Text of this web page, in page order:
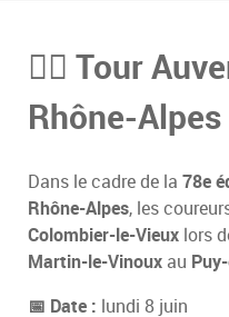
🚴‍♂️ Tour
Rhône-Alpes
Dans le cadre de la 78e
Rhône-Alpes, les
Colombier-le-Vieux lors
Martin-le-Vinoux au
📅 Date : lundi 8 juin